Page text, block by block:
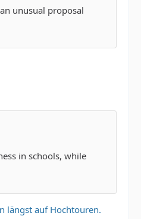
unusual proposal
in schools, while
längst auf Hochtouren.